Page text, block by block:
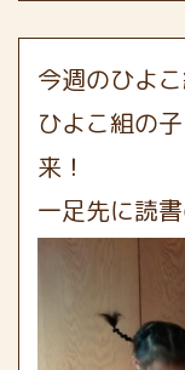
今週のひよ
ひよこ組の
来！
一足先に読